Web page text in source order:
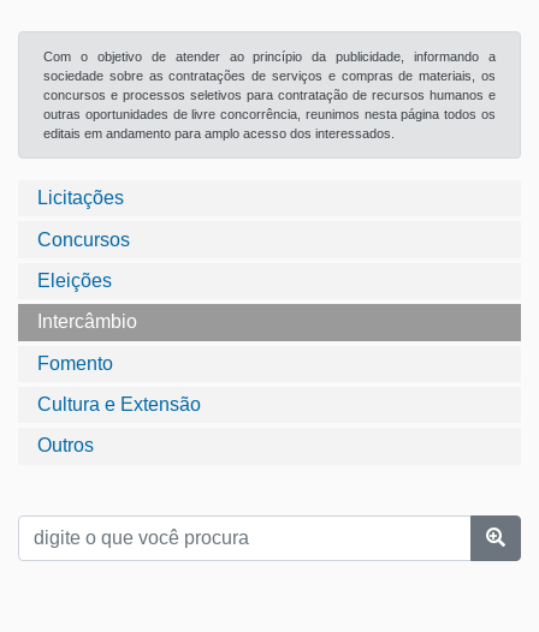
Licitações
Concursos
Eleições
Intercâmbio
Fomento
Cultura e Extensão
Outros
Com o objetivo de atender ao princípio da publicidade, informando a
sociedade sobre as contratações de serviços e compras de materiais, os
concursos e processos seletivos para contratação de recursos humanos e
outras oportunidades de livre concorrência, reunimos nesta página todos os
editais em andamento para amplo acesso dos interessados.